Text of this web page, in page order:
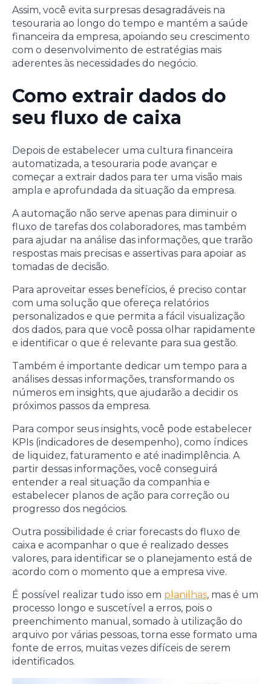
Assim, você evita surpresas desagradáveis na
tesouraria ao longo do tempo e mantém a saúde
financeira da empresa, apoiando seu crescimento
com o desenvolvimento de estratégias mais
aderentes às necessidades do negócio.
Como extrair dados do
seu fluxo de caixa
Depois de estabelecer uma cultura financeira
automatizada, a tesouraria pode avançar e
começar a extrair dados para ter uma visão mais
ampla e aprofundada da situação da empresa.
A automação não serve apenas para diminuir o
fluxo de tarefas dos colaboradores, mas também
para ajudar na análise das informações, que trarão
respostas mais precisas e assertivas para apoiar as
tomadas de decisão.
Para aproveitar esses benefícios, é preciso contar
com uma solução que ofereça relatórios
personalizados e que permita a fácil visualização
dos dados, para que você possa olhar rapidamente
e identificar o que é relevante para sua gestão.
Também é importante dedicar um tempo para a
análises dessas informações, transformando os
números em insights, que ajudarão a decidir os
próximos passos da empresa.
Para compor seus insights, você pode estabelecer
KPIs (indicadores de desempenho), como índices
de liquidez, faturamento e até inadimplência. A
partir dessas informações, você conseguirá
entender a real situação da companhia e
estabelecer planos de ação para correção ou
progresso dos negócios.
Outra possibilidade é criar forecasts do fluxo de
caixa e acompanhar o que é realizado desses
valores, para identificar se o planejamento está de
acordo com o momento que a empresa vive.
É possível realizar tudo isso em planilhas, mas é um
processo longo e suscetível a erros, pois o
preenchimento manual, somado à utilização do
arquivo por várias pessoas, torna esse formato uma
fonte de erros, muitas vezes difíceis de serem
identificados.